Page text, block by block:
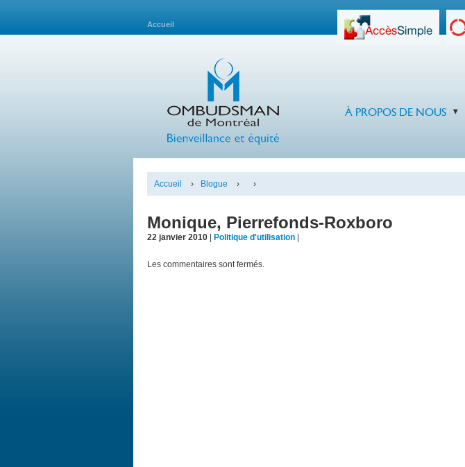
Accueil
À PROPOS DE NOUS
Accueil › Blogue › ›
Monique, Pierrefonds-Roxboro
22 janvier 2010 Politique d'utilisation
Les commentaires sont fermés.